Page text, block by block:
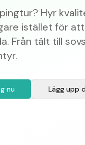
Hyr
istället för
Från tält till
nu Lägg upp